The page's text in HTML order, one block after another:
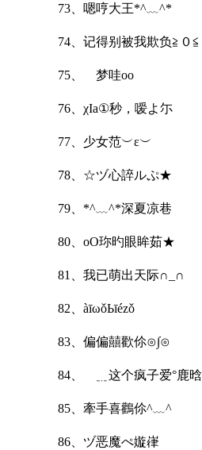
73、嗯哼大王*^﹏^*
74、记得别被我欺负≧０≦
75、ゞ梦哇oо
76、χIа①秒，嗳よ尓
77、少女范︶ε︶
78、☆ヅ心誶ルぷ★
79、*^﹏^*深夏凉巷
80、oО珎旳眼眸茹★
81、我已萌出天际∩_∩
82、àīωǒЬīézǒ
83、偏偏囍歡伱⊙∫⊙
84、ゞ﹎这个疯子爱°鹿晗
85、牽手喜鸛伱^﹏^
86、ヅ恶魔ぺ嫙嵂